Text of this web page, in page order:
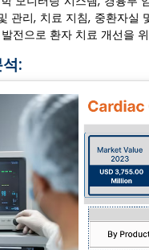
관리, 치료 지침, 중환자
전으로 환자 치료 개선을
: